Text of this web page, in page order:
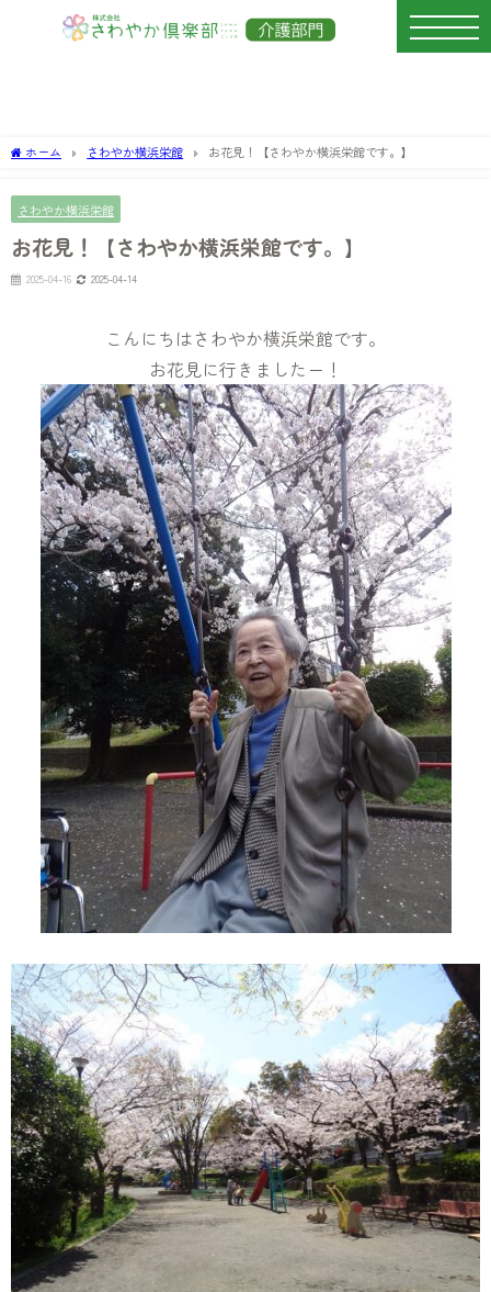
ホーム さわやか横浜栄館 お花見！【さわやか横浜栄館です。】
さわやか横浜栄館
お花見！【さわやか横浜栄館です。】
2025-04-16 2025-04-14
こんにちはさわやか横浜栄館です。
お花見に行きましたー！